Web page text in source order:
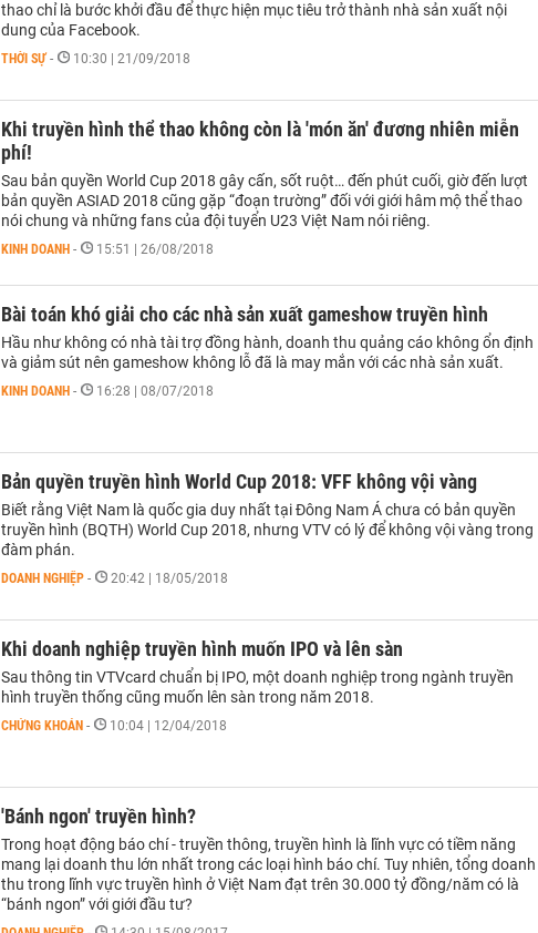
thao chỉ là bước khởi đầu để thực hiện mục tiêu trở thành nhà sản xuất nội
dung của Facebook.
THỜI SỰ - 10:30 | 21/09/2018
Khi truyền hình thể thao không còn là 'món ăn' đương nhiên miễn
phí!
Sau bản quyền World Cup 2018 gây cấn, sốt ruột… đến phút cuối, giờ đến lượt
bản quyền ASIAD 2018 cũng gặp “đoạn trường” đối với giới hâm mộ thể thao
nói chung và những fans của đội tuyển U23 Việt Nam nói riêng.
KINH DOANH - 15:51 | 26/08/2018
Bài toán khó giải cho các nhà sản xuất gameshow truyền hình
Hầu như không có nhà tài trợ đồng hành, doanh thu quảng cáo không ổn định
và giảm sút nên gameshow không lỗ đã là may mắn với các nhà sản xuất.
KINH DOANH - 16:28 | 08/07/2018
Bản quyền truyền hình World Cup 2018: VFF không vội vàng
Biết rằng Việt Nam là quốc gia duy nhất tại Đông Nam Á chưa có bản quyền
truyền hình (BQTH) World Cup 2018, nhưng VTV có lý để không vội vàng trong
đàm phán.
DOANH NGHIỆP - 20:42 | 18/05/2018
Khi doanh nghiệp truyền hình muốn IPO và lên sàn
Sau thông tin VTVcard chuẩn bị IPO, một doanh nghiệp trong ngành truyền
hình truyền thống cũng muốn lên sàn trong năm 2018.
CHỨNG KHOÁN - 10:04 | 12/04/2018
'Bánh ngon' truyền hình?
Trong hoạt động báo chí - truyền thông, truyền hình là lĩnh vực có tiềm năng
mang lại doanh thu lớn nhất trong các loại hình báo chí. Tuy nhiên, tổng doanh
thu trong lĩnh vực truyền hình ở Việt Nam đạt trên 30.000 tỷ đồng/năm có là
“bánh ngon” với giới đầu tư?